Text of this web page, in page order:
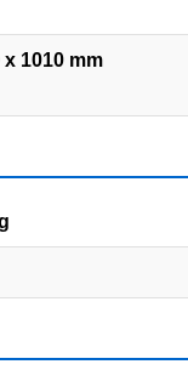
x 1010 mm